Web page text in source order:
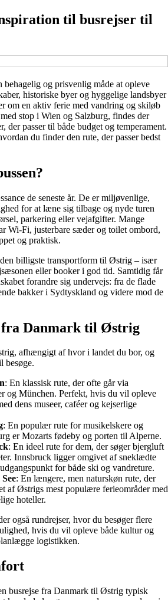
til busrejser til
og prisvenlig måde at opleve
historiske byer og hyggelige landsbyer
om en aktiv ferie med vandring og skiløb
stop i Wien og Salzburg, findes der
der passer til både budget og temperament.
du finder den rute, der passer bedst
de seneste år. De er miljøvenlige,
for at læne sig tilbage og nyde turen
parkering eller vejafgifter. Mange
Wi-Fi, justerbare sæder og toilet ombord,
og praktisk.
billigste transportform til Østrig – især
eller booker i god tid. Samtidig får
forandre sig undervejs: fra de flade
bakker i Sydtyskland og videre mod de
Danmark til Østrig
afhængigt af hvor i landet du bor, og
besøge.
: En klassisk rute, der ofte går via
og München. Perfekt, hvis du vil opleve
dens museer, caféer og kejserlige
: En populær rute for musikelskere og
er Mozarts fødeby og porten til Alperne.
: En ideel rute for dem, der søger bjergluft
Innsbruck ligger omgivet af sneklædte
for både ski og vandreture.
: En længere, men naturskøn rute, der
af Østrigs mest populære ferieområder med
hoteller.
også rundrejser, hvor du besøger flere
hvis du vil opleve både kultur og
logistikken.
busrejse fra Danmark til Østrig typisk